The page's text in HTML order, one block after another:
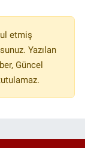
etmiş
Yazılan
Güncel